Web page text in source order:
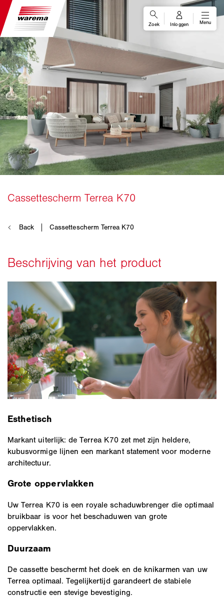
Esthetisch
Markant uiterlijk: de Terrea K70 zet met zijn heldere,
kubusvormige lijnen een markant statement voor moderne
architectuur.
Grote oppervlakken
Uw Terrea K70 is een royale schaduwbrenger die optimaal
bruikbaar is voor het beschaduwen van grote
oppervlakken.
Duurzaam
De cassette beschermt het doek en de knikarmen van uw
Terrea optimaal. Tegelijkertijd garandeert de stabiele
constructie een stevige bevestiging.